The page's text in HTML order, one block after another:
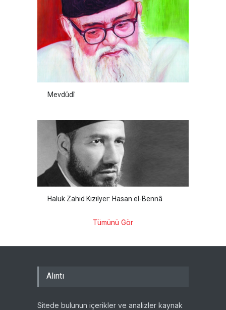
Mevdûdî
Haluk Zahid Kızılyer: Hasan el-Bennâ
Tümünü Gör
Alıntı
Sitede bulunun içerikler ve analizler kaynak